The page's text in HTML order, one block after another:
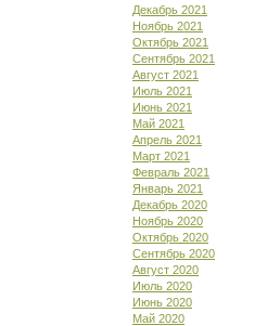
Декабрь 2021
Ноябрь 2021
Октябрь 2021
Сентябрь 2021
Август 2021
Июль 2021
Июнь 2021
Май 2021
Апрель 2021
Март 2021
Февраль 2021
Январь 2021
Декабрь 2020
Ноябрь 2020
Октябрь 2020
Сентябрь 2020
Август 2020
Июль 2020
Июнь 2020
Май 2020